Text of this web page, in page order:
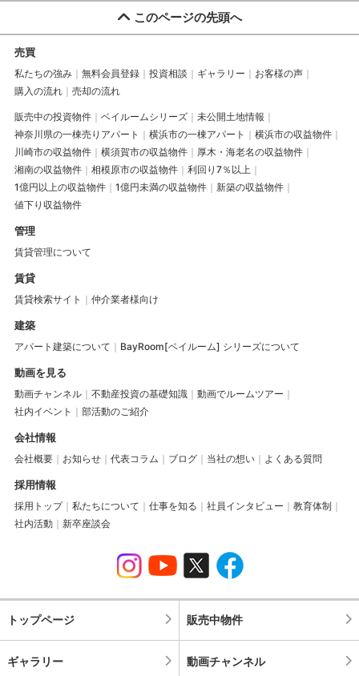
このページの先頭へ
売買
私たちの強み 無料会員登録 投資相談 ギャラリー
お客様の声
購入の流れ
売却の流れ
販売中の投資物件 ベイルームシリーズ
未公開土地情報
神奈川県の一棟売りアパート
横浜市の一棟アパート
横浜市の収益物件
川崎市の収益物件
横須賀市の収益物件
厚木・海老名の収益物件
湘南の収益物件
相模原市の収益物件
利回り7％以上
1億円以上の収益物件
1億円未満の収益物件
新築の収益物件
値下り収益物件
管理
賃貸管理について
賃貸
賃貸検索サイト 仲介業者様向け
建築
アパート建築について BayRoom[ベイルーム] シリーズについて
動画を見る
動画チャンネル 不動産投資の基礎知識
動画でルームツアー
社内イベント
部活動のご紹介
会社情報
会社概要 お知らせ 代表コラム ブログ 当社の想い よくある質問
採用情報
採用トップ 私たちについて 仕事を知る 社員インタビュー
教育体制
社内活動
新卒座談会
トップページ 販売中物件
ギャラリー 動画チャンネル